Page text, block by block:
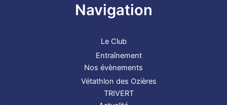
Navigation
Le Club
Entraînement
Nos évènements
Vétathlon des Ozières
TRIVERT